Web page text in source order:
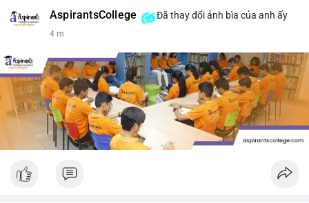
AspirantsCollege Đã thay đổi ảnh bìa của anh ấy
4 m